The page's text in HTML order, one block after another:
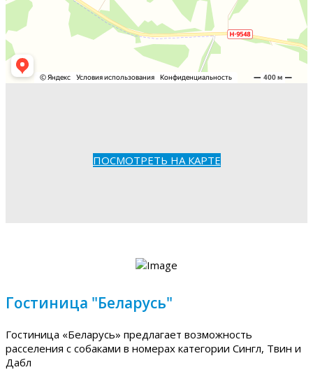
ПОСМОТРЕТЬ НА КАРТЕ
Гостиница "Беларусь"
Гостиница «Беларусь» предлагает возможность
расселения с собаками в номерах категории Сингл, Твин и
Дабл